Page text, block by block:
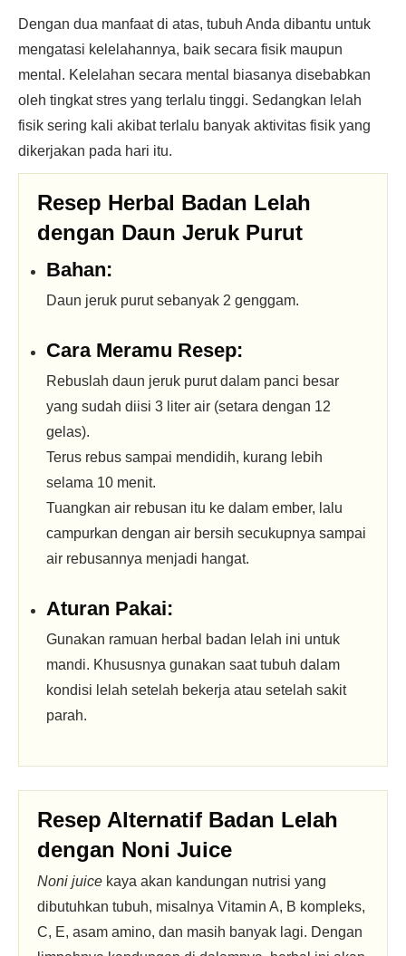
Dengan dua manfaat di atas, tubuh Anda dibantu untuk
mengatasi kelelahannya, baik secara fisik maupun
mental. Kelelahan secara mental biasanya disebabkan
oleh tingkat stres yang terlalu tinggi. Sedangkan lelah
fisik sering kali akibat terlalu banyak aktivitas fisik yang
dikerjakan pada hari itu.
Resep Herbal Badan Lelah
dengan Daun Jeruk Purut
Bahan:
Daun jeruk purut sebanyak 2 genggam.
Cara Meramu Resep:
Rebuslah daun jeruk purut dalam panci besar
yang sudah diisi 3 liter air (setara dengan 12
gelas).
Terus rebus sampai mendidih, kurang lebih
selama 10 menit.
Tuangkan air rebusan itu ke dalam ember, lalu
campurkan dengan air bersih secukupnya sampai
air rebusannya menjadi hangat.
Aturan Pakai:
Gunakan ramuan herbal badan lelah ini untuk
mandi. Khususnya gunakan saat tubuh dalam
kondisi lelah setelah bekerja atau setelah sakit
parah.
Resep Alternatif Badan Lelah
dengan Noni Juice
Noni juice kaya akan kandungan nutrisi yang
dibutuhkan tubuh, misalnya Vitamin A, B kompleks,
C, E, asam amino, dan masih banyak lagi. Dengan